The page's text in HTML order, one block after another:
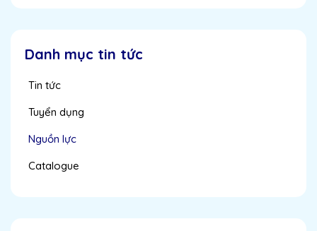
Danh mục tin tức
Tin tức
Tuyển dụng
Nguồn lực
Catalogue